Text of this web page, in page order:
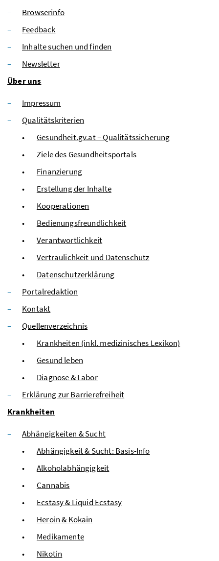
Browserinfo
Feedback
Inhalte suchen und finden
Newsletter
Über uns
Impressum
Qualitätskriterien
Gesundheit.gv.at – Qualitätssicherung
Ziele des Gesundheitsportals
Finanzierung
Erstellung der Inhalte
Kooperationen
Bedienungsfreundlichkeit
Verantwortlichkeit
Vertraulichkeit und Datenschutz
Datenschutzerklärung
Portalredaktion
Kontakt
Quellenverzeichnis
Krankheiten (inkl. medizinisches Lexikon)
Gesund leben
Diagnose & Labor
Erklärung zur Barrierefreiheit
Krankheiten
Abhängigkeiten & Sucht
Abhängigkeit & Sucht: Basis-Info
Alkoholabhängigkeit
Cannabis
Ecstasy & Liquid Ecstasy
Heroin & Kokain
Medikamente
Nikotin